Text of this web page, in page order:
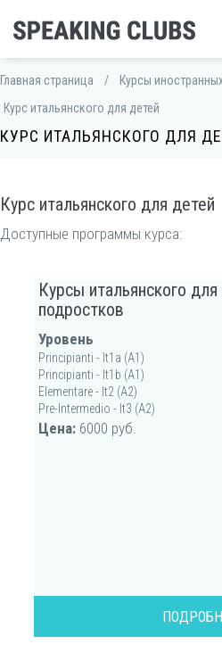
Главная страница / Курсы
Курс итальянского для детей
КУРС ИТАЛЬЯНСКОГО ДЛЯ
Курс итальянского для детей
Доступные программы курса:
Курсы итальянского
подростков
Уровень
Principianti - It1а (А1)
Principianti - It1b (А1)
Elementare - It2 (А2)
Pre-Intermedio - It3 (А2)
Цена: 6000 руб.